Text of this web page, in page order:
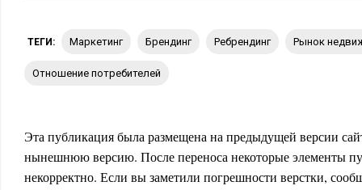
…И реклама недвижимости «Бекерона» напоминала,
коммуникации, сделали хорошую инженерию и IT,
индивидуального интерьера, и получился… малоэтажный
вместо никому не нужного административного здания. На
ТЕГИ: маркетинг брендинг ребрендинг рынок
отношение потребителей
Эта публикация была размещена на предыдущей версии
нынешнюю версию. После переноса некоторые элементы
некорректно. Если вы заметили погрешности верстки,